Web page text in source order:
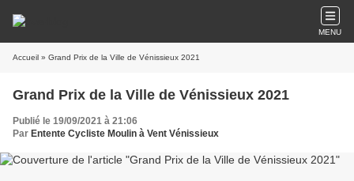
MENU
Accueil » Grand Prix de la Ville de Vénissieux 2021
Grand Prix de la Ville de Vénissieux 2021
Publié le 19/09/2021 à 21:06
Par Entente Cycliste Moulin à Vent Vénissieux